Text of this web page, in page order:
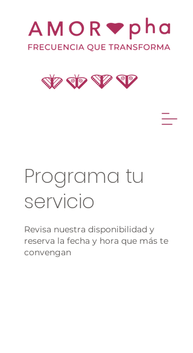
Programa tu
servicio
Revisa nuestra disponibilidad y
reserva la fecha y hora que más te
convengan